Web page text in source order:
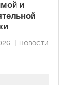
и
НОВОСТИ